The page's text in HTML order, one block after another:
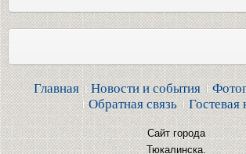
Главная Новости и события
Обратная связь
Гостевая
Сайт города
Тюкалинска.